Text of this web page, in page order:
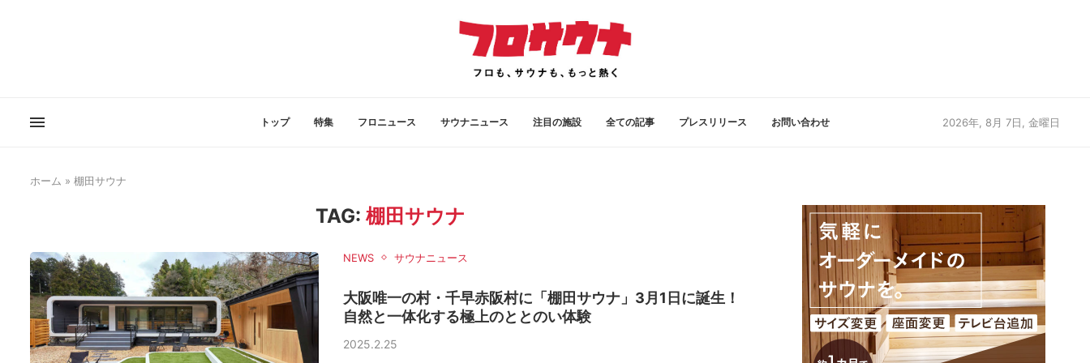
トップ 特集 フロニュース サウナニュース 注目の施設 全ての記事 プレスリリース お問い合わせ 2026年, 8月 7日, 金曜日
ホーム » 棚田サウナ
TAG:棚田サウナ
NEWS サウナニュース
大阪唯一の村・千早赤阪村に「棚田サウナ」3月1日に誕生！
自然と一体化する極上のととのい体験
2025.2.25